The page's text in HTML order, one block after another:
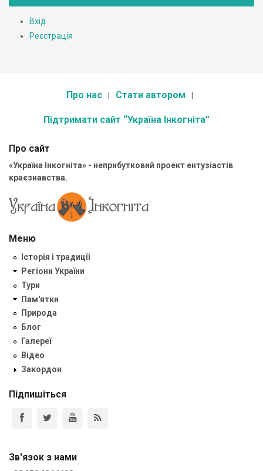
Вхід
Реєстрація
Про нас Стати автором
Підтримати сайт “Україна Інкогніта”
Про сайт
«Україна Інкогніта» - неприбутковий проект ентузіастів
краєзнавства.
Меню
Історія і традиції
Регіони України
Тури
Пам'ятки
Природа
Блог
Галереї
Відео
Закордон
Підпишіться
Зв'язок з нами